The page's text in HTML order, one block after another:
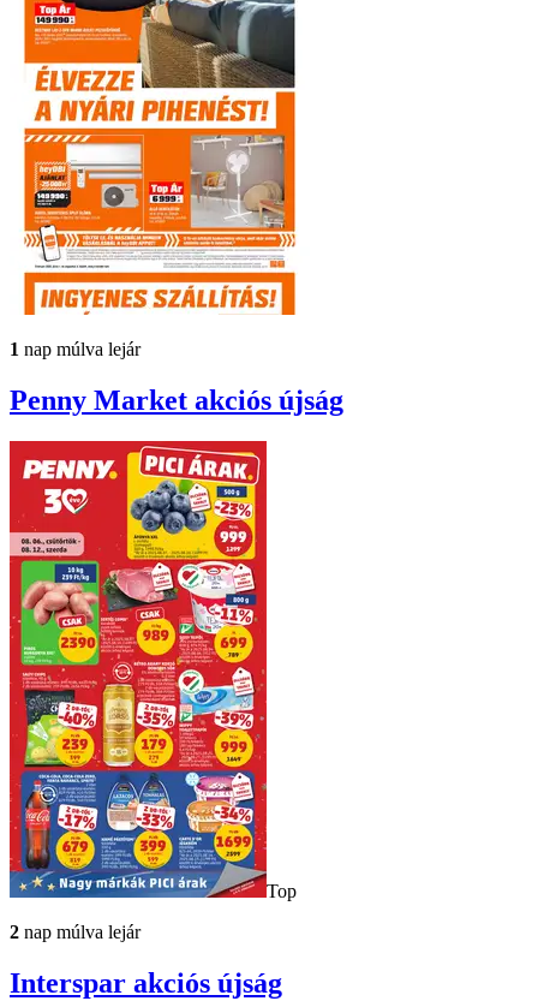
1 nap múlva lejár
Penny Market akciós újság
Top
2 nap múlva lejár
Interspar akciós újság